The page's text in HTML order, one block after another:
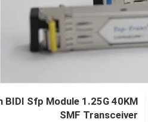
BIDI Sfp Module 1.25G 40KM
SMF Transceiver